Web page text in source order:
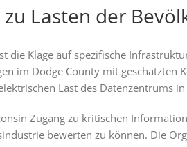
Lasten der
die Klage auf spezifische
im Dodge County mit geschätzten
Last des Datenzentrums
Zugang zu kritischen
bewerten zu können. Die